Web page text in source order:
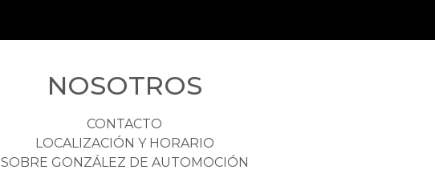
NOSOTROS
CONTACTO
LOCALIZACIÓN Y HORARIO
SOBRE GONZÁLEZ DE AUTOMOCIÓN